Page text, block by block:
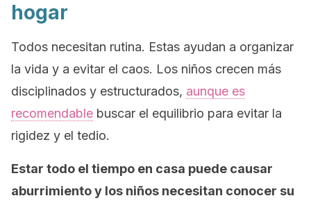
hogar
Todos necesitan rutina. Estas ayudan a organizar
la vida y a evitar el caos. Los niños crecen más
disciplinados y estructurados, aunque es
recomendable buscar el equilibrio para evitar la
rigidez y el tedio.
Estar todo el tiempo en casa puede causar
aburrimiento y los niños necesitan conocer su